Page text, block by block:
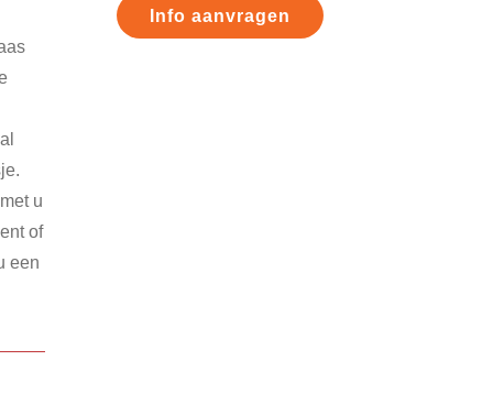
u
of
een
Primaire
Sidebar
Info aanvragen